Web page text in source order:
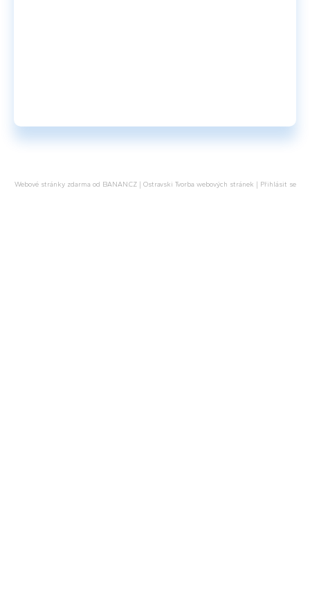
Webové stránky zdarma od BANAN.CZ| Ostravski Tvorba webových stránek | Přihlásit se